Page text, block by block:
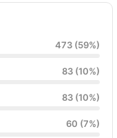
473 (59%)
83 (10%)
83 (10%)
60 (7%)